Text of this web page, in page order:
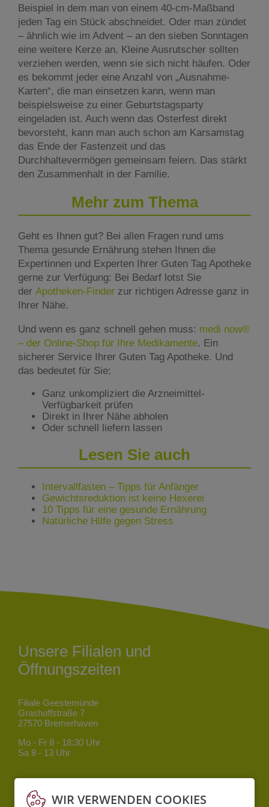
Beispiel in dem man von einem 40-cm-Maßband
jeden Tag ein Stück abschneidet. Oder man zündet
– ähnlich wie im Advent – an den sieben Sonntagen
eine weitere Kerze an. Kleine Ausrutscher sollten
verziehen werden, wenn sie sich nicht häufen. Oder
es bekommt jeder eine Anzahl von „Ausnahme-
Karten“, die man einsetzen kann, wenn man
beispielsweise zu einer Geburtstagsparty
eingeladen ist. Auch wenn das Osterfest direkt
bevorsteht, kann man auch schon am Karsamstag
das Ende der Fastenzeit und das
Durchhaltevermögen gemeinsam feiern. Das stärkt
den Zusammenhalt in der Familie.
Mehr zum Thema
Geht es Ihnen gut? Bei allen Fragen rund ums
Thema gesunde Ernährung stehen Ihnen die
Expertinnen und Experten Ihrer Guten Tag Apotheke
gerne zur Verfügung: Bei Bedarf lotst Sie
der Apotheken-Finder zur richtigen Adresse ganz in
Ihrer Nähe.
Und wenn es ganz schnell gehen muss: medi now®
– der Online-Shop für Ihre Medikamente. Ein
sicherer Service Ihrer Guten Tag Apotheke. Und
das bedeutet für Sie:
Ganz unkompliziert die Arzneimittel-
Verfügbarkeit prüfen
Direkt in Ihrer Nähe abholen
Oder schnell liefern lassen
Lesen Sie auch
Intervallfasten – Tipps für Anfänger
Gewichtsreduktion ist keine Hexerei
10 Tipps für eine gesunde Ernährung
Natürliche Hilfe gegen Stress
Unsere Filialen und
Öffnungszeiten
Filiale Geestemünde
Grashoffstraße 7
27570 Bremerhaven
Mo - Fr 8 - 18:30 Uhr
Sa 8 - 13 Uhr
Bgm.-Smidt-Straße 34
27568 Bremerhaven
WIR VERWENDEN COOKIES